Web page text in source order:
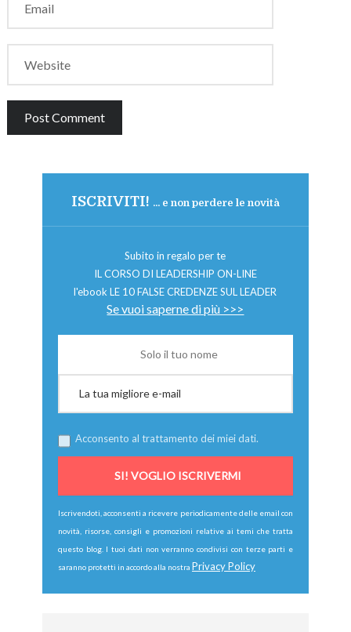
ISCRIVITI! ... e non perdere le novità
Subito in regalo per te
IL CORSO DI LEADERSHIP ON-LINE
l'ebook LE 10 FALSE CREDENZE SUL LEADER
Se vuoi saperne di più >>>
Acconsento al trattamento dei miei dati.
Iscrivendoti, acconsenti a ricevere periodicamente delle email con
novità, risorse, consigli e promozioni relative ai temi che tratta
questo blog. I tuoi dati non verranno condivisi con terze parti e
saranno protetti in accordo alla nostra Privacy Policy